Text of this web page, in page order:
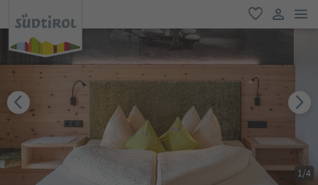
favoriti
user link
1/4